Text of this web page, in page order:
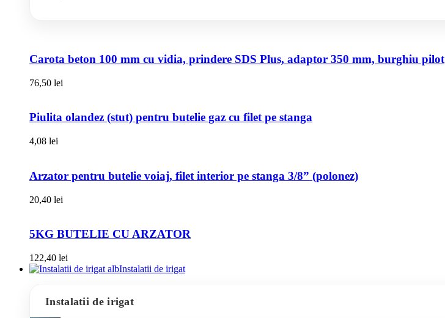
Carota beton 100 mm cu vidia, prindere SDS Plus, adaptor 350 mm, burghiu pilot
76,50 lei
Piulita olandez (stut) pentru butelie gaz cu filet pe stanga
4,08 lei
Arzator pentru butelie voiaj, filet interior pe stanga 3/8” (polonez)
20,40 lei
5KG BUTELIE CU ARZATOR
122,40 lei
Instalatii de irigat
Instalatii de irigat